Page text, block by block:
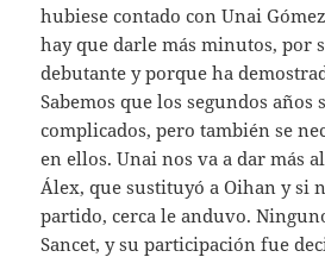
hubiese contado con Unai
hay que darle más minutos, por
debutante y porque ha
Sabemos que los segundos años
complicados, pero también se
en ellos. Unai nos va a dar más
Álex, que sustituyó a Oihan y si
partido, cerca le anduvo.
Sancet, y su participación fue